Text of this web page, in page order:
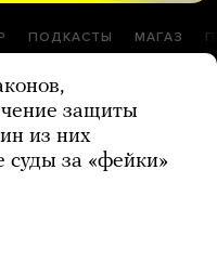
ПОДКАСТЫ МАГАЗ
защиты
из них
суды за «фейки»